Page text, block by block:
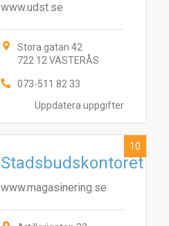
Uppdatera uppgifter
www.udst.se
Stora gatan 42
722 12 VÄSTERÅS
073-511 82 33
Stadsbudskontoret
www.magasinering.se
10